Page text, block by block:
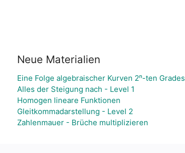
Neue Materialien
Eine Folge algebraischer Kurven 2ⁿ-ten Grades
Alles der Steigung nach - Level 1
Homogen lineare Funktionen
Gleitkommadarstellung - Level 2
Zahlenmauer - Brüche multiplizieren